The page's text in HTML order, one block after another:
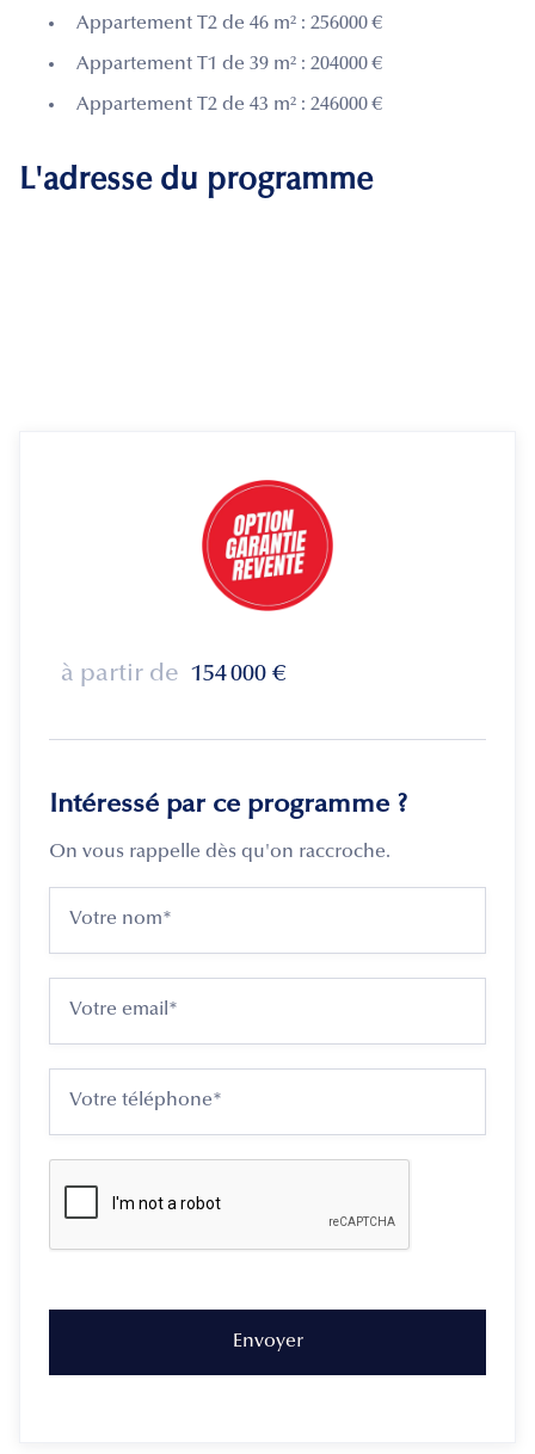
Appartement T2 de 46 m² : 256000 €
Appartement T1 de 39 m² : 204000 €
Appartement T2 de 43 m² : 246000 €
L'adresse du programme
à partir de 154 000 €
Intéressé par ce programme ?
On vous rappelle dès qu'on raccroche.